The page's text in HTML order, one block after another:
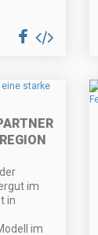
im
in
im